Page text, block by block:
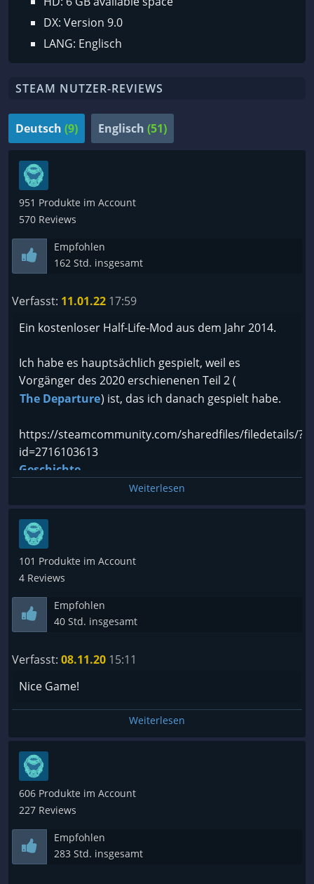
DX: Version 9.0
LANG: Englisch
STEAM NUTZER-REVIEWS
Deutsch (9) Englisch (51)
951 Produkte im Account
570 Reviews
Empfohlen
162 Std. insgesamt
Verfasst: 11.01.22 17:59
Ein kostenloser Half-Life-Mod aus dem Jahr 2014.
Ich habe es hauptsächlich gespielt, weil es
Vorgänger des 2020 erschienenen Teil 2 (
The Departure) ist, das ich danach gespielt habe.
https://steamcommunity.com/sharedfiles/filedetails/?
id=2716103613
Geschichte
Wir landen auf einer Insel, auf der eine Katastrophe
zugeschlagen hat und Menschen in zombieähnliche
Wesen verwandelt hat. Wir landen letztlich bei der
Arque Corporation.
id=2716102309
Gameplay
Spielerisch passiert nicht viel. Die paar Gegner sind
keine große Herausforderung, weil sie wie
ausreichend vorhanden.
Ansonsten muss man man ein Aufgaben erledigen,
wie beispielsweise Schalter betätigen, Explosionen
herbeiführen und Kisten schieben.
id=2716104181
Technik
Weiterlesen
101 Produkte im Account
4 Reviews
Empfohlen
40 Std. insgesamt
Verfasst: 08.11.20 15:11
Nice Game!
Weiterlesen
606 Produkte im Account
227 Reviews
Empfohlen
283 Std. insgesamt